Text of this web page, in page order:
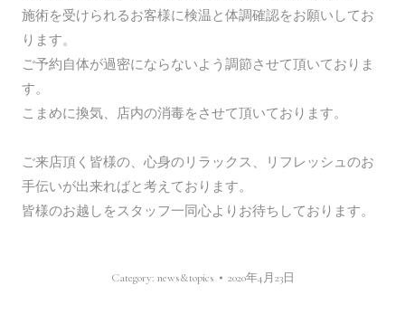
施術を受けられるお客様に検温と体調確認をお願いしてお
ります。
ご予約自体が過密にならないよう調節させて頂いておりま
す。
こまめに換気、店内の消毒をさせて頂いております。
ご来店頂く皆様の、心身のリラックス、リフレッシュのお
手伝いが出来ればと考えております。
皆様のお越しをスタッフ一同心よりお待ちしております。
Category: news&topics 2020年4月23日